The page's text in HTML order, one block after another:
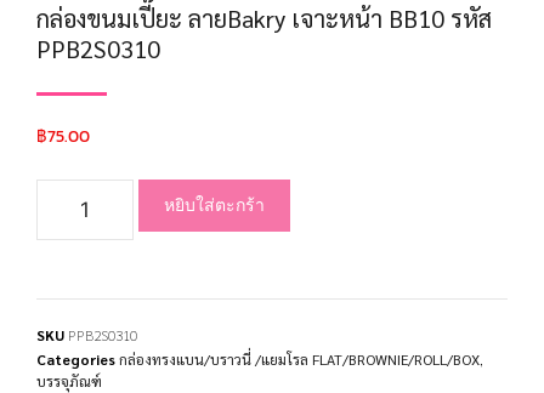
กล่องขนมเปี๊ยะ ลายBakry เจาะหน้า BB10 รหัส
PPB2S0310
฿75.00
หยิบใส่ตะกร้า
SKU PPB2S0310
Categoriesกล่องทรงแบน/บราวนี่ /แยมโรล FLAT/BROWNIE/ROLL/BOX
บรรจุภัณฑ์